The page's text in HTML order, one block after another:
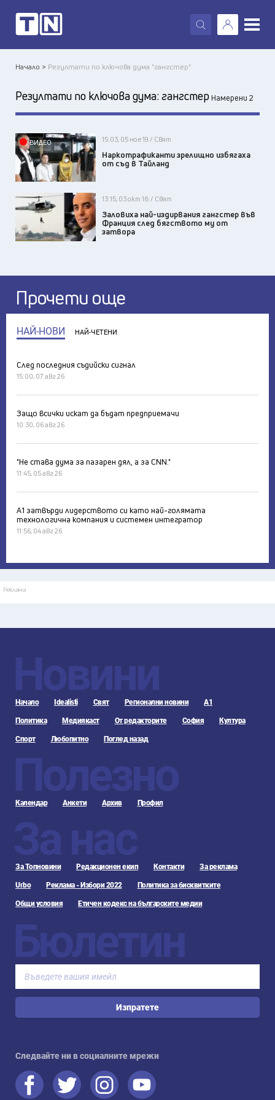
X
Начало > Резултати по ключова дума "гангстер"
Резултати по ключова дума: гангстерНамерени 2
ВИДЕО 15:03, 05 ное 19 / Свят
Наркотрафиканти зрелищно избягаха
от съд в Тайланд
13:15, 03 окт 18 / Свят
Заловиха най-издирвания гангстер във
Франция след бягството му от
затвора
Прочети още
НАЙ-НОВИ НАЙ-ЧЕТЕНИ
След последния съдийски сигнал
15:00, 07 авг 26
Защо всички искат да бъдат предприемачи
10:30, 06 авг 26
"Не става дума за пазарен дял, а за CNN."
11:45, 05 авг 26
А1 затвърди лидерството си като най-голямата
технологична компания и системен интегратор
11:56, 04 авг 26
Реклама
Новини
Начало Idealisti Свят Регионални новини А1
Политика Медиякаст От редакторите София Култура
Спорт Любопитно Поглед назад
Полезно
Календар Анкети Архив Профил
За нас
За Топновини Редакционен екип Контакти За реклама
Urbo Реклама - Избори 2022 Политика за бисквитките
Общи условия Етичен кодекс на българските медии
Бюлетин
Изпратете
Следвайте ни в социалните мрежи